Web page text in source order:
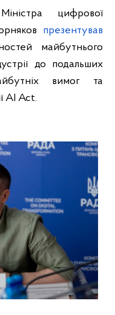
цифрової
презентував
майбутнього
до подальших
вимог та
AI Act.